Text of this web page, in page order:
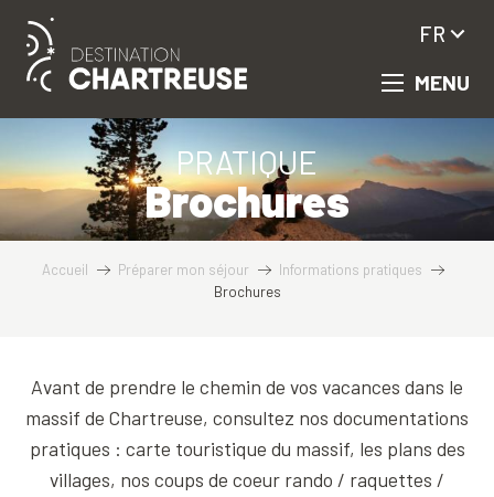
contenu
principal
MENU
FR
PRATIQUE
Brochures
Accueil Préparer mon séjour
Informations pratiques
Brochures
Avant de prendre le chemin de vos vacances dans le
massif de Chartreuse, consultez nos documentations
pratiques : carte touristique du massif, les plans des
villages, nos coups de coeur rando / raquettes /